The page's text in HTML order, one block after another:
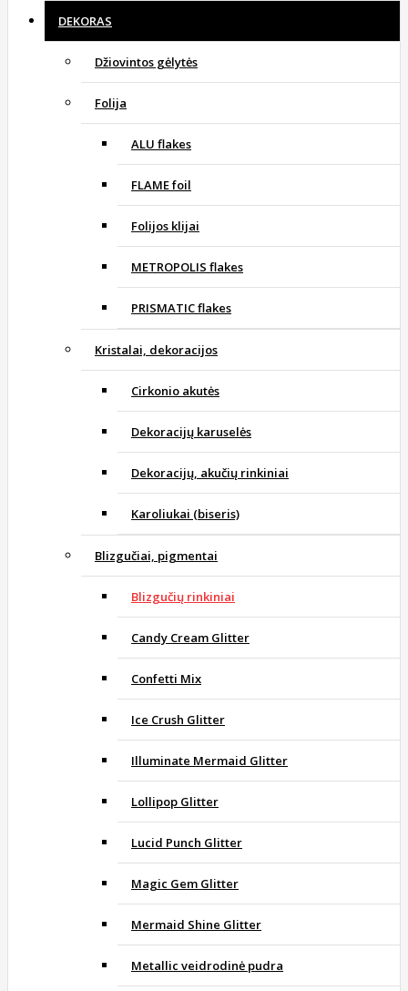
DEKORAS
Džiovintos gėlytės
Folija
ALU flakes
FLAME foil
Folijos klijai
METROPOLIS flakes
PRISMATIC flakes
Kristalai, dekoracijos
Cirkonio akutės
Dekoracijų karuselės
Dekoracijų, akučių rinkiniai
Karoliukai (biseris)
Blizgučiai, pigmentai
Blizgučių rinkiniai
Candy Cream Glitter
Confetti Mix
Ice Crush Glitter
Illuminate Mermaid Glitter
Lollipop Glitter
Lucid Punch Glitter
Magic Gem Glitter
Mermaid Shine Glitter
Metallic veidrodinė pudra